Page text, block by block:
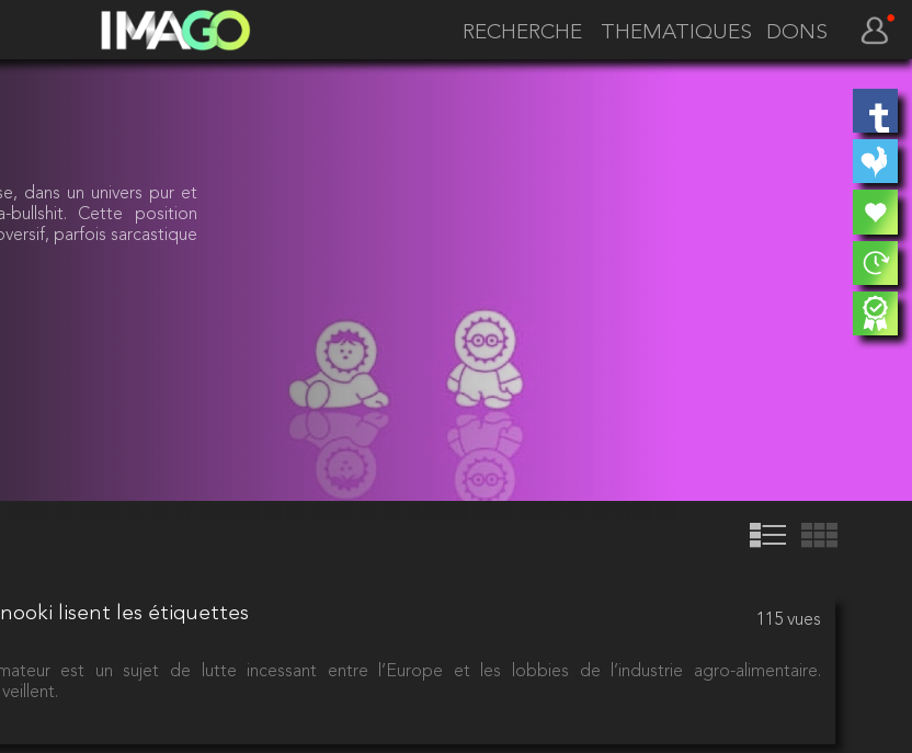
THEMATIQUES DONS
dans un univers pur et
bullshit. Cette position
parfois sarcastique
lisent les étiquettes
est un sujet de lutte incessant entre l’Europe et les lobbies de l’industrie agro-alimentaire.
115 vues